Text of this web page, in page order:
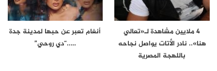
4 ملايين مشاهدة لـ«تعالي
هنا».. نادر الأتات يواصل نجاحه
باللهجة المصرية
أنغام تعبر عن حبها لمدينة جدة
…..“دي روحي”